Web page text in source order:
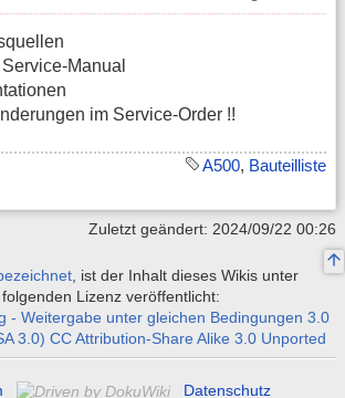
Manual
im Service-Order !!
A500, Bauteilliste
Zuletzt geändert: 2024/09/22 00:26
, ist der Inhalt dieses Wikis unter
Lizenz veröffentlicht:
- Weitergabe unter gleichen Bedingungen 3.0
3.0) CC Attribution-Share Alike 3.0 Unported
Datenschutz